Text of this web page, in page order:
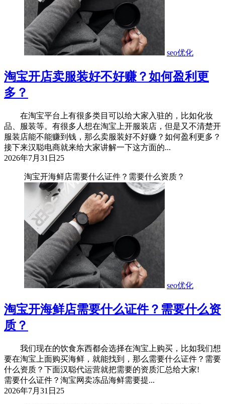
seo优化
淘宝开店卖服装好不好赚？如何盈利更
多？
在淘宝平台上有很多类目可以给大家入驻的，比如化妆
品、服装等。有很多人想在淘宝上开服装店，但是又不清楚开
服装店能不能赚到钱，那么卖服装好不好赚？如何盈利更多？
接下来汉聪电商就来给大家讲解一下这方面的...
2026年7月31日 25
淘宝开海鲜店需要什么证件？需要什么资质？
seo优化
淘宝开海鲜店需要什么证件？需要什么资
质？
我们现在的饮食东西都会选择在淘宝上购买，比如我们想
要在淘宝上面购买海鲜，就能找到，那么需要什么证件？需要
什么资质？下面汉聪代运营就把需要的资质汇总给大家!
需要什么证件？淘宝网卖冻品海鲜需要提...
2026年7月31日 25